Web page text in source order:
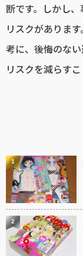
断です。しかし
リスクがありま
考に、後悔のな
リスクを減らす
1
2